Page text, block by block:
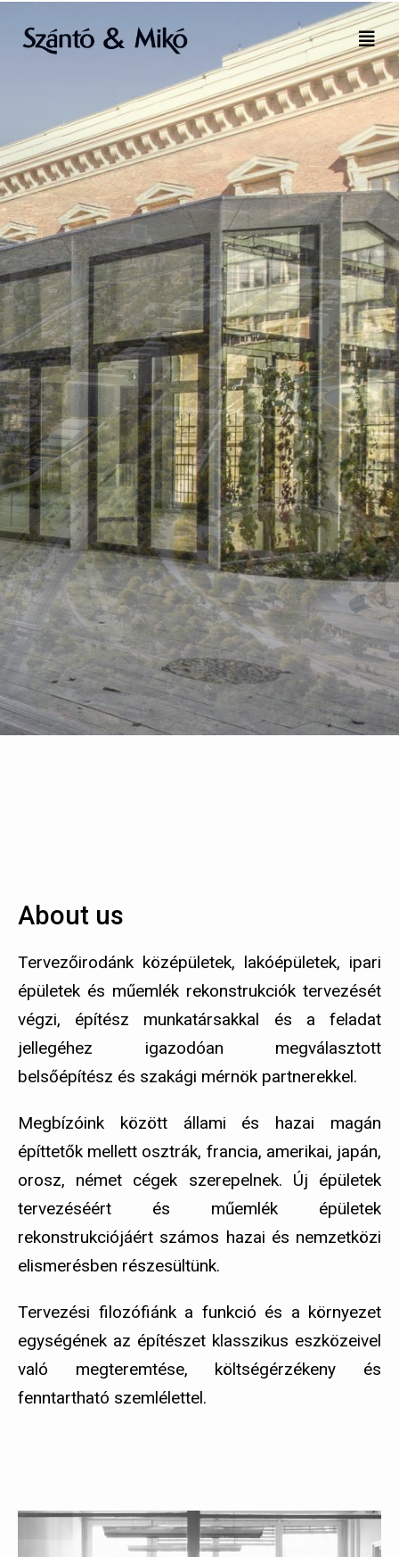
About us
Tervezőirodánk középületek, lakóépületek, ipari
épületek és műemlék rekonstrukciók tervezését
végzi, építész munkatársakkal és a feladat
jellegéhez igazodóan megválasztott
belsőépítész és szakági mérnök partnerekkel.
Megbízóink között állami és hazai magán
építtetők mellett osztrák, francia, amerikai, japán,
orosz, német cégek szerepelnek. Új épületek
tervezéséért és műemlék épületek
rekonstrukciójáért számos hazai és nemzetközi
elismerésben részesültünk.
Tervezési filozófiánk a funkció és a környezet
egységének az építészet klasszikus eszközeivel
való megteremtése, költségérzékeny és
fenntartható szemlélettel.